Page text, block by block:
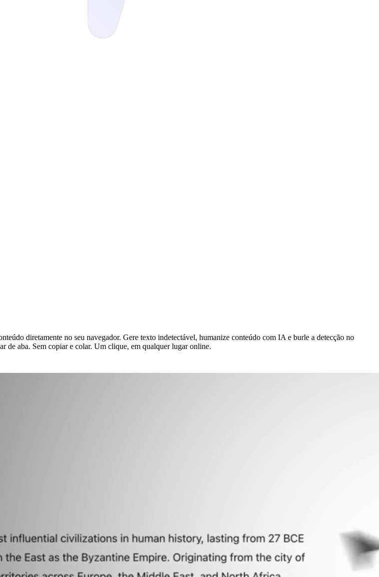
diretamente no seu navegador. Gere texto indetectável, humanize conteúdo com IA e burle a detecção no
de aba. Sem copiar e colar. Um clique, em qualquer lugar online.